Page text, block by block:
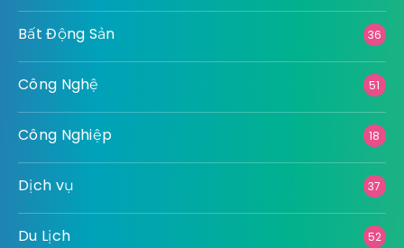
Bất Động Sản 36
Công Nghệ 51
Công Nghiệp 18
Dịch vụ 37
Du Lịch 52